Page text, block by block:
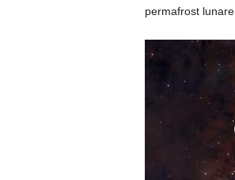
permafrost lunare.